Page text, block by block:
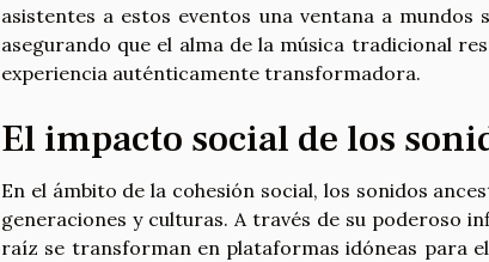
asistentes a estos eventos una ventana a
asegurando que el alma de la música tradicional
experiencia auténticamente transformadora.
El impacto social de los
En el ámbito de la cohesión social, los sonidos
generaciones y culturas. A través de su poderoso
raíz se transforman en plataformas idóneas para